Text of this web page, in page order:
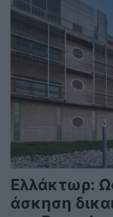
Ελλάκτωρ:
άσκηση